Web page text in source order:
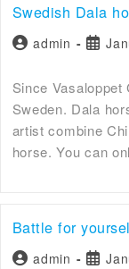
Swedish Dala
admin
Since
Sweden. Dala
artist combine
horse. You can
Battle for
admin